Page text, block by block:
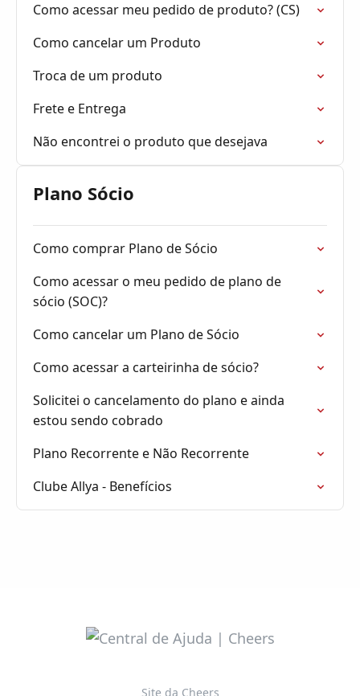
Como acessar meu pedido de produto? (CS)
Como cancelar um Produto
Troca de um produto
Frete e Entrega
Não encontrei o produto que desejava
Plano Sócio
Como comprar Plano de Sócio
Como acessar o meu pedido de plano de
sócio (SOC)?
Como cancelar um Plano de Sócio
Como acessar a carteirinha de sócio?
Solicitei o cancelamento do plano e ainda
estou sendo cobrado
Plano Recorrente e Não Recorrente
Clube Allya - Benefícios
Site da Cheers